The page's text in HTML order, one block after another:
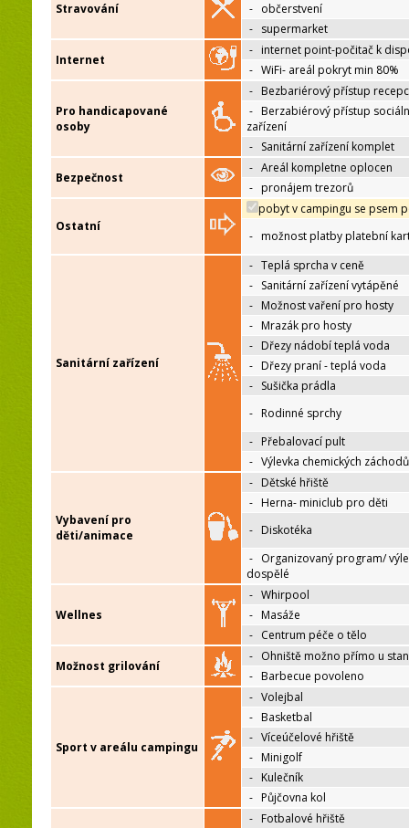
Stravování
- občerstvení
- supermarket
Internet
- internet point-počitač k
- WiFi- areál pokryt min 80%
Pro handicapované
osoby
- Bezbariérový přístup
- Berzabiérový přístup
zařízení
- Sanitární zařízení komplet
Bezpečnost
- Areál kompletne oplocen
- pronájem trezorů
Ostatní
pobyt v campingu se psem
- možnost platby platební
Sanitární zařízení
- Teplá sprcha v ceně
- Sanitární zařízení vytápěné
- Možnost vaření pro hosty
- Mrazák pro hosty
- Dřezy nádobí teplá voda
- Dřezy praní - teplá voda
- Sušička prádla
- Rodinné sprchy
- Přebalovací pult
- Výlevka chemických záchodů
Vybavení pro
děti/animace
- Dětské hřiště
- Herna- miniclub pro děti
- Diskotéka
- Organizovaný program/
dospělé
Wellnes
- Whirpool
- Masáže
- Centrum péče o tělo
Možnost grilování
- Ohniště možno přímo u
- Barbecue povoleno
Sport v areálu campingu
- Volejbal
- Basketbal
- Víceúčelové hřiště
- Minigolf
- Kulečník
- Půjčovna kol
- Fotbalové hřiště